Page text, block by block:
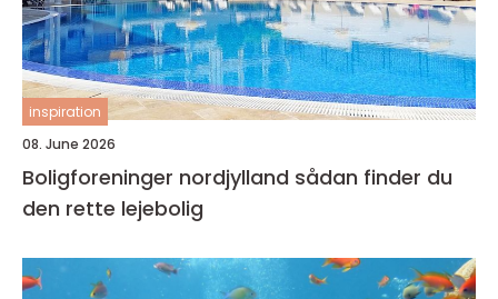
inspiration
08. June 2026
Boligforeninger nordjylland sådan finder du
den rette lejebolig